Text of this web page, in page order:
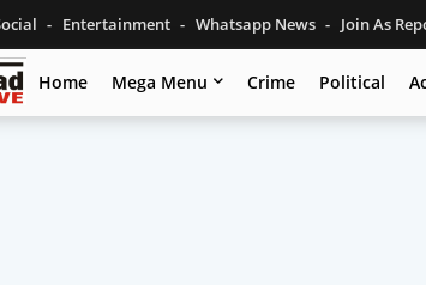
Entertainment Whatsapp News Join As
Home Mega Menu Crime Political